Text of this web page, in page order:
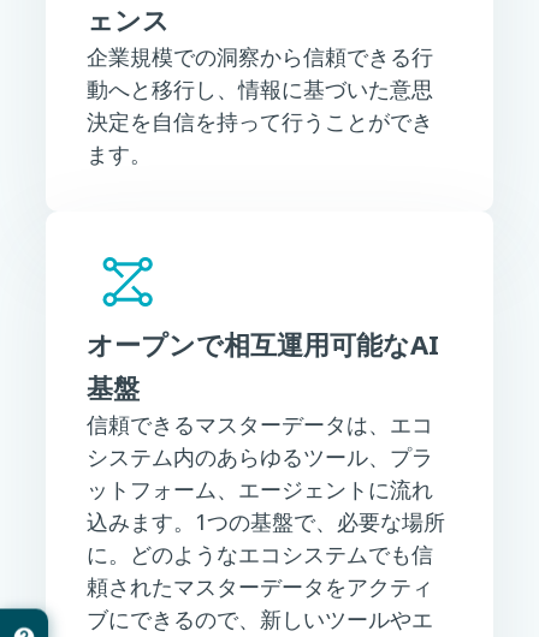
ェンス
企業規模での洞察から信頼できる行
動へと移行し、情報に基づいた意思
決定を自信を持って行うことができ
ます。
オープンで相互運用可能なAI
基盤
信頼できるマスターデータは、エコ
システム内のあらゆるツール、プラ
ットフォーム、エージェントに流れ
込みます。1つの基盤で、必要な場所
に。どのようなエコシステムでも信
頼されたマスターデータをアクティ
ブにできるので、新しいツールやエ